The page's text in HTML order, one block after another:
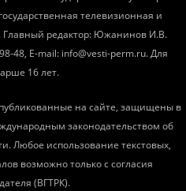
телевизионная и
Главный редактор: Южанинов И.В.
48, E-mail: info@vesti-perm.ru. Для
16 лет.
на сайте, защищены в
законодательством об
Любое использование текстовых,
возможно только с согласия
(ВГТРК).